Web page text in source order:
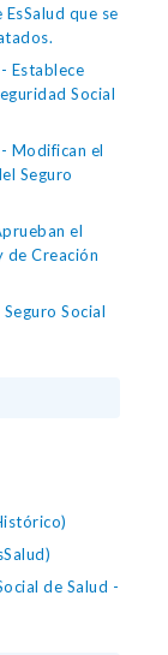
que se
Establece
Social
Modifican el
Seguro
el
de Creación
Social
de Salud -